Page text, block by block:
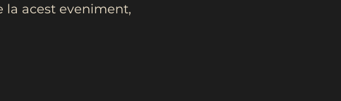
acest eveniment,